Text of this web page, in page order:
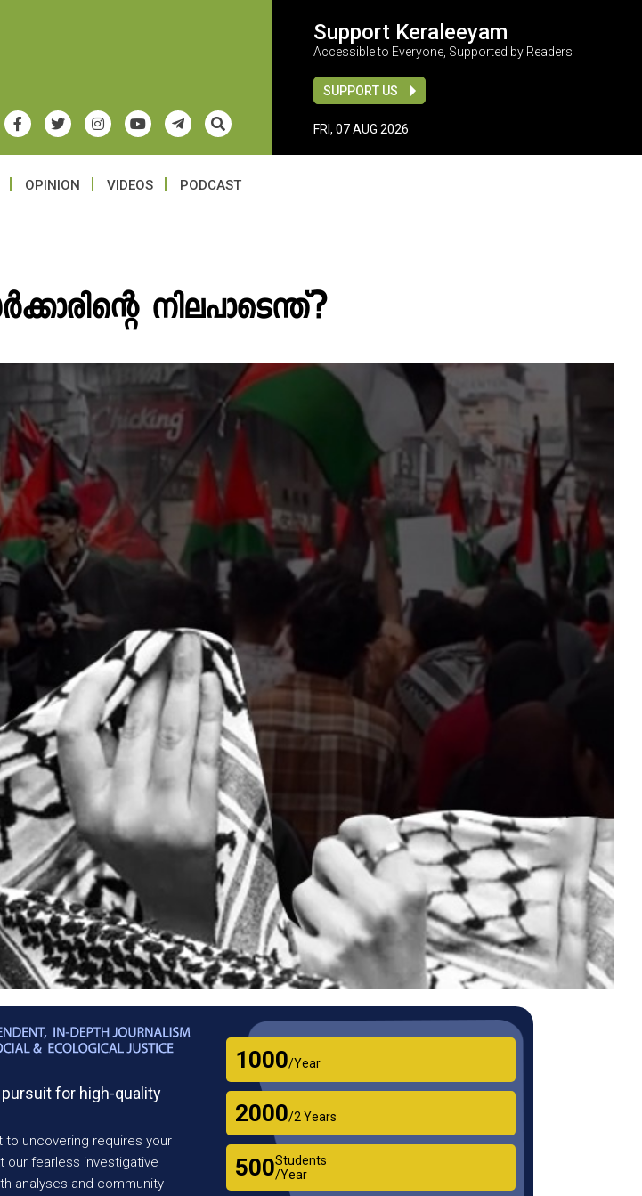
Support Keraleeyam
Accessible to Everyone, Supported by Readers
SUPPORT US
FRI, 07 AUG 2026
OPINION VIDEOS PODCAST
നിലപാടെന്ത്?
for high-quality
to uncovering requires your
our fearless investigative
analyses and community
₹1000/Year
₹2000/2 Years
₹500Students
/Year